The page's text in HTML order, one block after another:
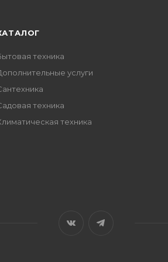
техника
услуги
техника
техника